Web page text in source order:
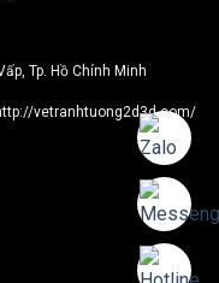
Tp. Hồ Chính Minh
vetranhtuong2d3d.com/